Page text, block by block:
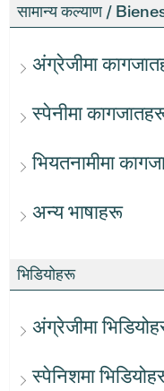
सामान्य कल्याण /
अंग्रेजीमा
स्पेनीमा
भियतनामीमा
अन्य भाषाहरू
भिडियोहरू
अंग्रेजीमा
स्पेनिशमा